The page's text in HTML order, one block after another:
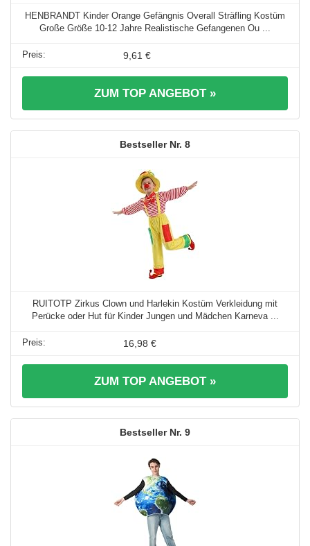
HENBRANDT Kinder Orange Gefängnis Overall Sträfling Kostüm
Große Größe 10-12 Jahre Realistische Gefangenen Ou ...
9,61 €
ZUM TOP ANGEBOT »
8
RUITOTP Zirkus Clown und Harlekin Kostüm Verkleidung mit
Perücke oder Hut für Kinder Jungen und Mädchen Karneva ...
16,98 €
ZUM TOP ANGEBOT »
9